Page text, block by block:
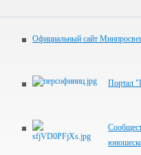
Официальный сайт
Портал